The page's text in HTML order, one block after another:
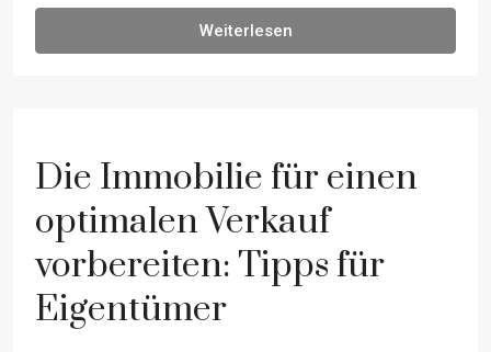
Weiterlesen
Die Immobilie für einen
optimalen Verkauf
vorbereiten: Tipps für
Eigentümer